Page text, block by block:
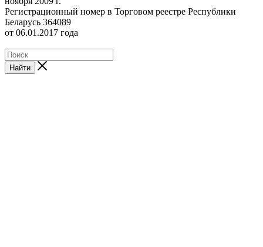
Регистрационный номер в Торговом реестре Республики
Беларусь 364089
от 06.01.2017 года
Найти